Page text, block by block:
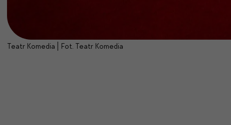
Teatr Komedia | Fot. Teatr Komedia